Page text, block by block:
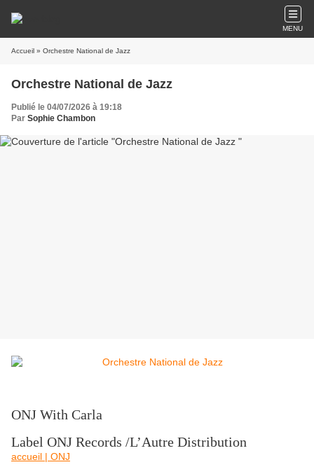
MENU
Accueil » Orchestre National de Jazz
Orchestre National de Jazz
Publié le 04/07/2026 à 19:18
Par Sophie Chambon
ONJ With Carla
Label ONJ Records /L’Autre Distribution
accueil | ONJ